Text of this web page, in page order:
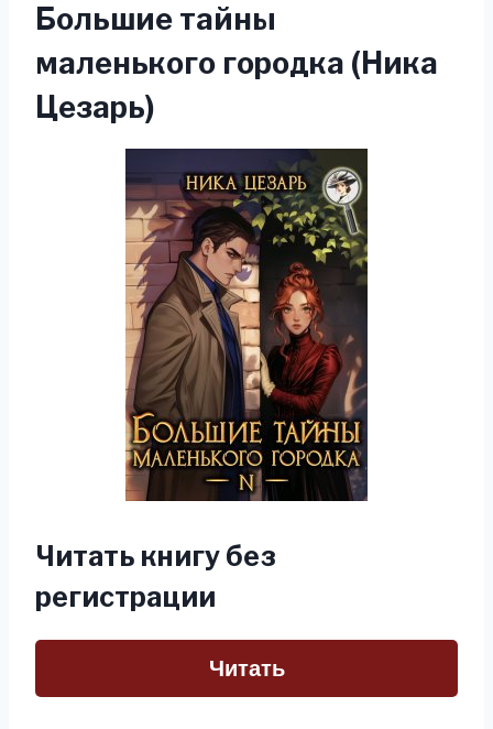
Большие тайны
маленького городка (Ника
Цезарь)
Читать книгу без
регистрации
Читать